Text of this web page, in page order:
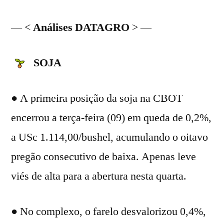
— <Análises DATAGRO > —
SOJA
● A primeira posição da soja na CBOT
encerrou a terça-feira (09) em queda de 0,2%,
a USc 1.114,00/bushel, acumulando o oitavo
pregão consecutivo de baixa. Apenas leve
viés de alta para a abertura nesta quarta.
● No complexo, o farelo desvalorizou 0,4%,